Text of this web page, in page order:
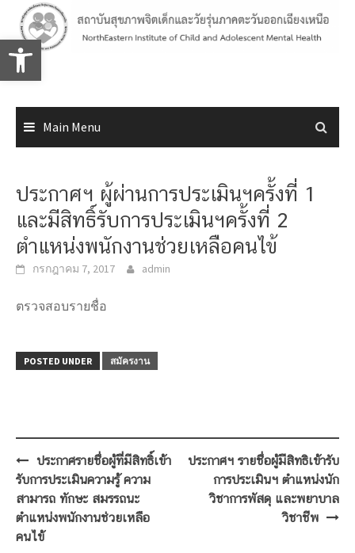
Open toolbar
content
Main Menu
ประกาศฯ ผู้ผ่านการประเมินฯครั้งที่ 1
และมีสิทธิ์รับการประเมินฯครั้งที่ 2
ตำแหน่งพนักงานช่วยเหลือคนไข้
กรกฎาคม 7, 2017 admin
ตรวจสอบรายชื่อ
POSTED UNDER สมัครงาน
Post
navigation
ประกาศรายชื่อผู้ที่มีสิทธิ์เข้า
รับการประเมินความรู้ ความ
สามารถ ทักษะ สมรรถนะ
ตำแหน่งพนักงานช่วยเหลือ
คนไข้
ประกาศฯ รายชื่อผู้มีสิทธิเข้ารับ
การประเมินฯ ตำแหน่งนัก
วิชาการพัสดุ และพยาบาล
วิชาชีพ